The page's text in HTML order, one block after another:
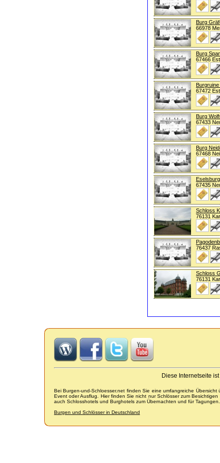
Burg
66978
Burg
67466
67472
Burg
67433
Burg
67468
Eselsburg
67435
Schloss
76131
76437
Schloss
76131
Diese Internetseite
Bei Burgen-und-Schloesser.net finden Sie eine umfangreiche
Event oder Ausflug. Hier finden Sie nicht nur Schlösser zum
auch Schlosshotels und Burghotels zum Übernachten und für Tagungen.
Burgen und Schlösser in Deutschland